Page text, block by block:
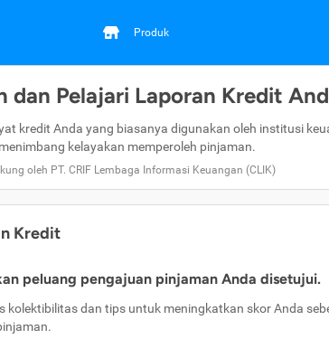
Produk
dan Pelajari Laporan Kredit
kredit Anda yang biasanya digunakan oleh institusi
menimbang kelayakan memperoleh pinjaman.
oleh PT. CRIF Lembaga Informasi Keuangan (CLIK)
Kredit
peluang pengajuan pinjaman Anda disetujui.
kolektibilitas dan tips untuk meningkatkan skor Anda